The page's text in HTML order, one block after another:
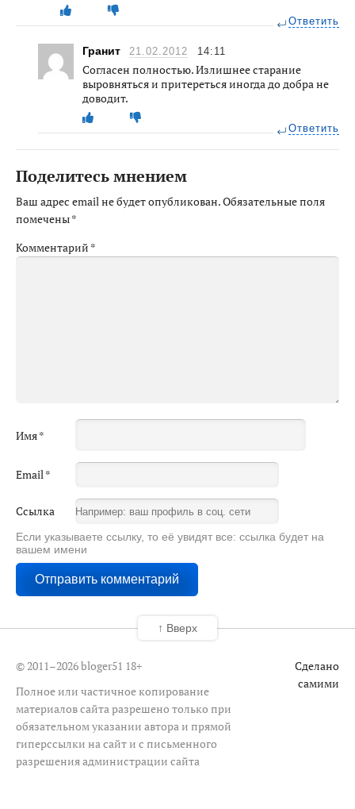
Ответить
Гранит 21.02.2012 14:11
Согласен полностью. Излишнее старание
выровняться и притереться иногда до добра не
доводит.
Ответить
Поделитесь мнением
Ваш адрес email не будет опубликован.Обязательные поля
помечены*
Комментарий *
Имя*
Email*
Ссылка
Если указываете ссылку, то её увидят все: ссылка будет на
вашем имени
© 2011–2026 bloger51 18+
Полное или частичное копирование
материалов сайта разрешено только при
обязательном указании автора и прямой
гиперссылки на сайт и с письменного
разрешения администрации сайта
Сделано
самими
↑ Вверх